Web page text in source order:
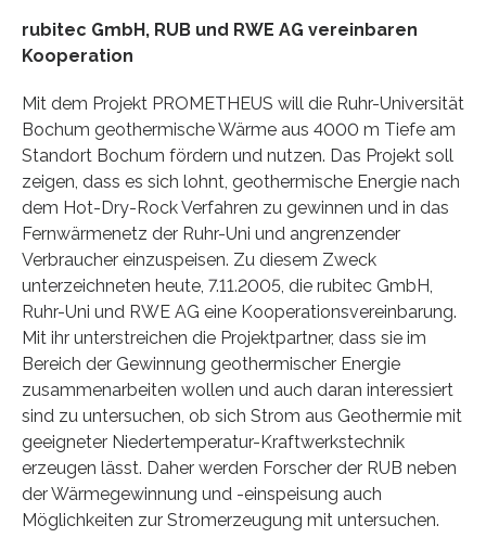
rubitec GmbH, RUB und RWE AG vereinbaren
Kooperation
Mit dem Projekt PROMETHEUS will die Ruhr-Universität
Bochum geothermische Wärme aus 4000 m Tiefe am
Standort Bochum fördern und nutzen. Das Projekt soll
zeigen, dass es sich lohnt, geothermische Energie nach
dem Hot-Dry-Rock Verfahren zu gewinnen und in das
Fernwärmenetz der Ruhr-Uni und angrenzender
Verbraucher einzuspeisen. Zu diesem Zweck
unterzeichneten heute, 7.11.2005, die rubitec GmbH,
Ruhr-Uni und RWE AG eine Kooperationsvereinbarung.
Mit ihr unterstreichen die Projektpartner, dass sie im
Bereich der Gewinnung geothermischer Energie
zusammenarbeiten wollen und auch daran interessiert
sind zu untersuchen, ob sich Strom aus Geothermie mit
geeigneter Niedertemperatur-Kraftwerkstechnik
erzeugen lässt. Daher werden Forscher der RUB neben
der Wärmegewinnung und -einspeisung auch
Möglichkeiten zur Stromerzeugung mit untersuchen.